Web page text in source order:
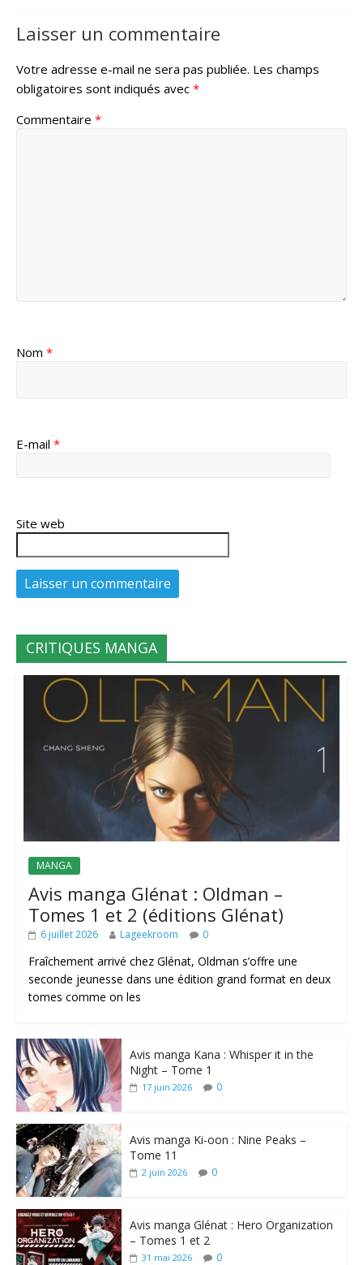
Laisser un commentaire
Votre adresse e-mail ne sera pas publiée. Les champs
obligatoires sont indiqués avec *
Commentaire *
Nom *
E-mail *
Site web
CRITIQUES MANGA
MANGA
Avis manga Glénat : Oldman –
Tomes 1 et 2 (éditions Glénat)
6 juillet 2026 Lageekroom 0
Fraîchement arrivé chez Glénat, Oldman s’offre une
seconde jeunesse dans une édition grand format en deux
tomes comme on les
Avis manga Kana : Whisper it in the
Night – Tome 1
17 juin 2026 0
Avis manga Ki-oon : Nine Peaks –
Tome 11
2 juin 2026 0
Avis manga Glénat : Hero Organization
– Tomes 1 et 2
31 mai 2026 0